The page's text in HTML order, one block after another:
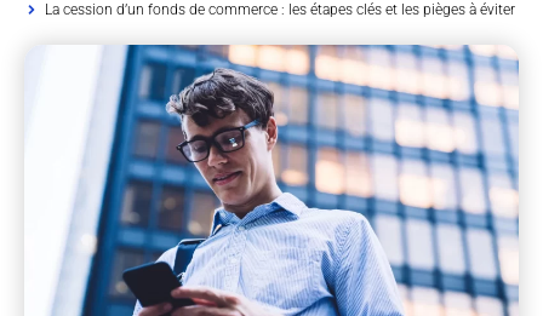
La cession d’un fonds de commerce : les étapes clés et les pièges à éviter